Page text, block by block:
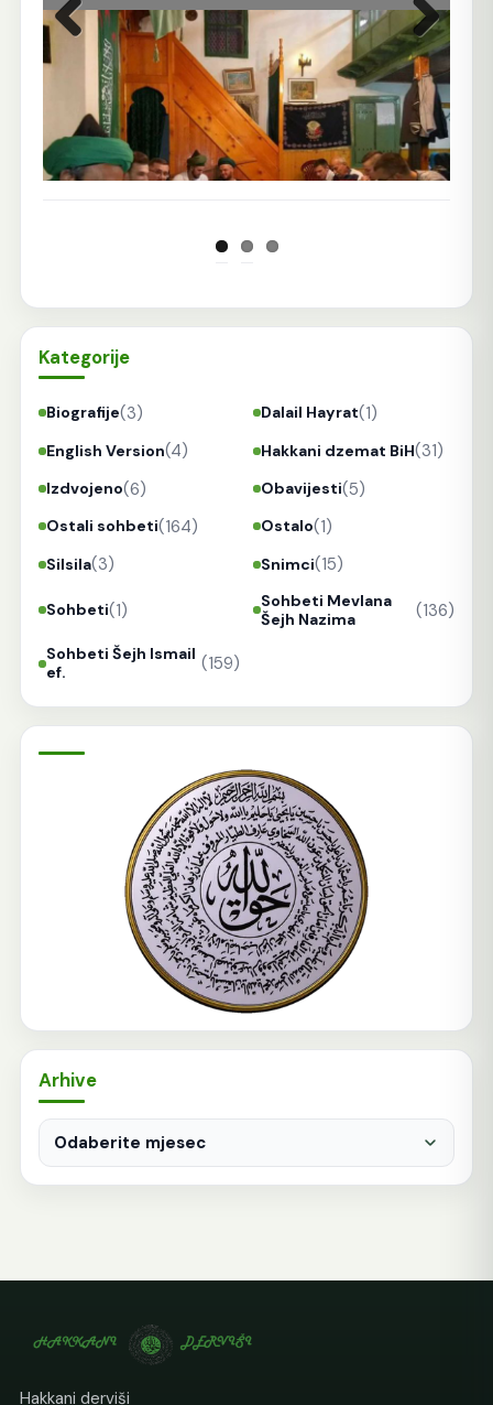
Prethodna Sljedeća
Kategorije
Biografije(3) Dalail Hayrat(1)
English Version(4) Hakkani dzemat BiH(31)
Izdvojeno(6) Obavijesti(5)
Ostali sohbeti(164) Ostalo(1)
Silsila(3) Snimci(15)
Sohbeti(1)
Sohbeti Mevlana
Šejh Nazima
(136)
Sohbeti Šejh Ismail
ef.
(159)
Arhive
Arhive
Hakkani derviši